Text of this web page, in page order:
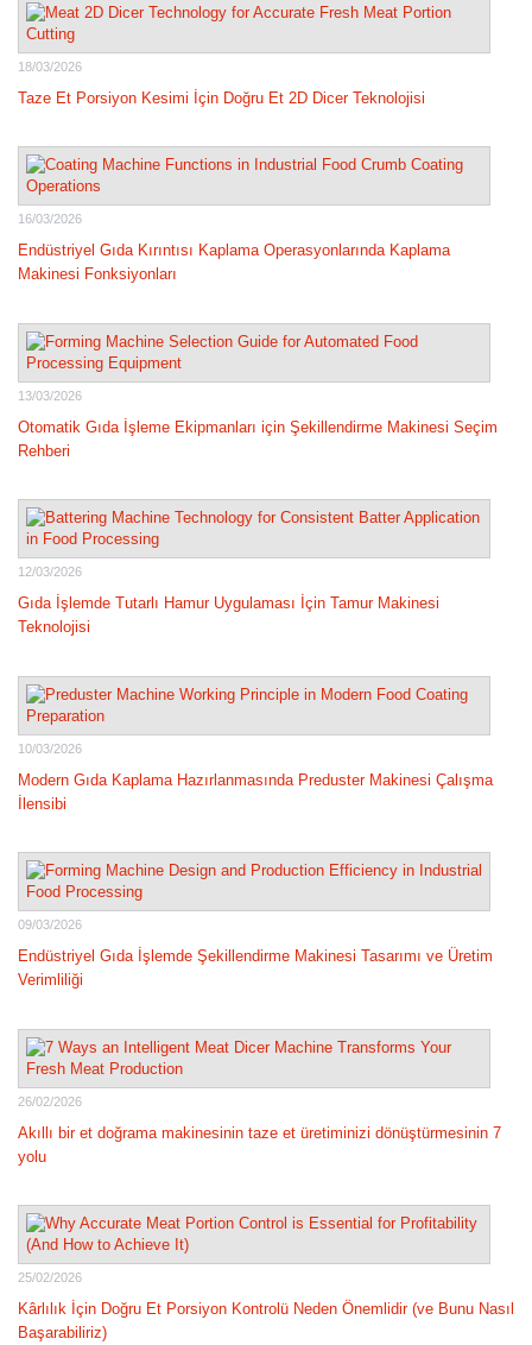
18/03/2026
Taze Et Porsiyon Kesimi İçin Doğru Et 2D Dicer Teknolojisi
16/03/2026
Endüstriyel Gıda Kırıntısı Kaplama Operasyonlarında Kaplama
Makinesi Fonksiyonları
13/03/2026
Otomatik Gıda İşleme Ekipmanları için Şekillendirme Makinesi Seçim
Rehberi
12/03/2026
Gıda İşlemde Tutarlı Hamur Uygulaması İçin Tamur Makinesi
Teknolojisi
10/03/2026
Modern Gıda Kaplama Hazırlanmasında Preduster Makinesi Çalışma
İlensibi
09/03/2026
Endüstriyel Gıda İşlemde Şekillendirme Makinesi Tasarımı ve Üretim
Verimliliği
26/02/2026
Akıllı bir et doğrama makinesinin taze et üretiminizi dönüştürmesinin 7
yolu
25/02/2026
Kârlılık İçin Doğru Et Porsiyon Kontrolü Neden Önemlidir (ve Bunu Nasıl
Başarabiliriz)